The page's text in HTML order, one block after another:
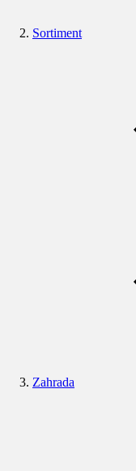
Sortiment
Zahrada